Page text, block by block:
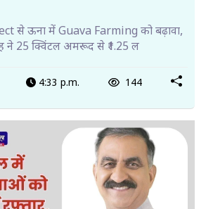
से ऊना में Guava Farming को बढ़ावा,
ने 25 क्विंटल अमरूद से ₹1.25 ल
4:33 p.m. 144